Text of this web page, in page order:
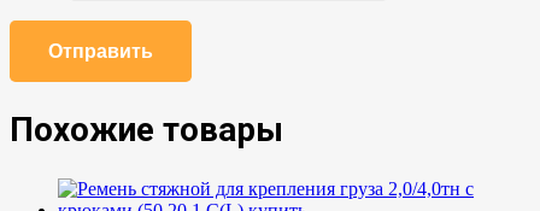
Похожие товары